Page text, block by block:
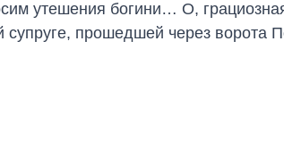
утешения богини… О,
прошедшей через ворота